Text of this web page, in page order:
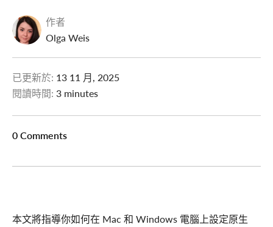
作者
Olga Weis
已更新於: 13 11 月, 2025
閱讀時間: 3 minutes
0 Comments
本文將指導你如何在 Mac 和 Windows 電腦上設定原生